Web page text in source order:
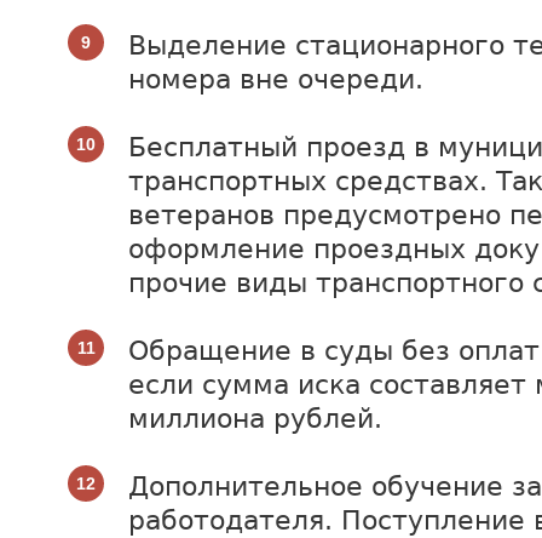
Выделение стационарного
номера вне очереди.
Бесплатный проезд в
транспортных средствах.
ветеранов предусмотрено
оформление проездных
прочие виды транспортного
Обращение в суды без
если сумма иска составляет
миллиона рублей.
Дополнительное обучение
работодателя. Поступление